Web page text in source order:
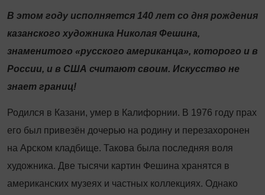
В этом году исполняется 140 лет со дня рождения
казанского художника Николая Фешина,
знаменитого «русского американца», которого и в
России, и в США считают своим. Искусство не
знает границ!
Родился в Казани, умер в Калифорнии. В 1976 году прах
его был привезён дочерью на родину и перезахоронен
на Арском кладбище. Такова была последняя воля
художника. Две тысячи картин Фешина хранятся в
американских музеях и частных коллекциях. Однако